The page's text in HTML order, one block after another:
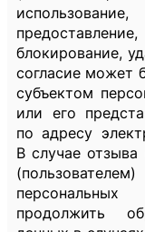
блокирование,
согласие может
субъектом
или его
по адресу
В случае
продолжить